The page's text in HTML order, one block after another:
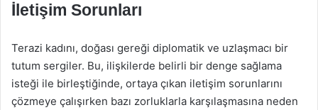
İletişim Sorunları
Terazi kadını, doğası gereği diplomatik ve uzlaşmacı bir
tutum sergiler. Bu, ilişkilerde belirli bir denge sağlama
isteği ile birleştiğinde, ortaya çıkan iletişim sorunlarını
çözmeye çalışırken bazı zorluklarla karşılaşmasına neden